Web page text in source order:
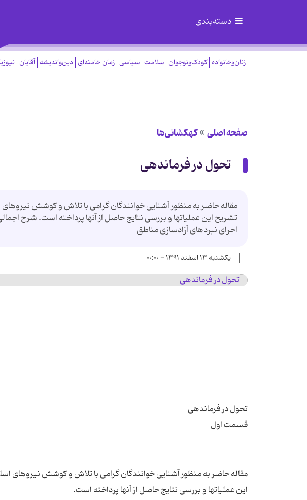
دسته‌بندی
زنان‌وخانواده کودک‌ونوجوان سلامت سیاسی زمان خامنه‌ای دین‌واندیشه آقایان
صفحه اصلی کهکشانی‌ها
تحول در فرماندهی
مقاله حاضر به منظور آشنایی خوانندگان گرامی با تلاش و كوشش نیروهای
تشریح این عملیاتها و بررسی نتایج حاصل از آنها پرداخته است. شرح
اجرای نبردهای آزادسازی مناطق
یکشنبه ۱۳ اسفند ۱۳۹۱ - ۰۰:۰۰
مقاله حاضر به منظور آشنایی خوانندگان گرامی با تلاش و كوشش نیروهای